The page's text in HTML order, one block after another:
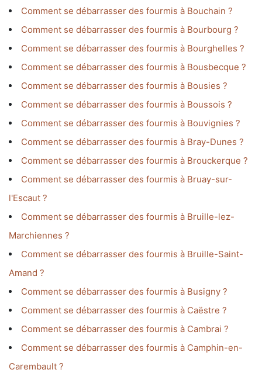
Comment se débarrasser des fourmis à Bouchain ?
Comment se débarrasser des fourmis à Bourbourg ?
Comment se débarrasser des fourmis à Bourghelles ?
Comment se débarrasser des fourmis à Bousbecque ?
Comment se débarrasser des fourmis à Bousies ?
Comment se débarrasser des fourmis à Boussois ?
Comment se débarrasser des fourmis à Bouvignies ?
Comment se débarrasser des fourmis à Bray-Dunes ?
Comment se débarrasser des fourmis à Brouckerque ?
Comment se débarrasser des fourmis à Bruay-sur-
l'Escaut ?
Comment se débarrasser des fourmis à Bruille-lez-
Marchiennes ?
Comment se débarrasser des fourmis à Bruille-Saint-
Amand ?
Comment se débarrasser des fourmis à Busigny ?
Comment se débarrasser des fourmis à Caëstre ?
Comment se débarrasser des fourmis à Cambrai ?
Comment se débarrasser des fourmis à Camphin-en-
Carembault ?